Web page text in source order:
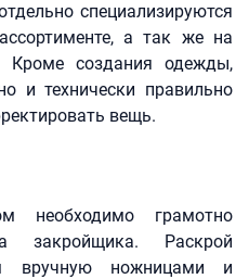
специализируются
а так же на
Кроме создания одежды,
и технически правильно
вещь.
необходимо грамотно
закройщика. Раскрой
вручную ножницами и